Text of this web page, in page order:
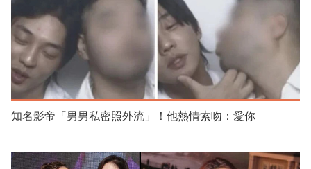
知名影帝「男男私密照外流」！他熱情索吻：愛你